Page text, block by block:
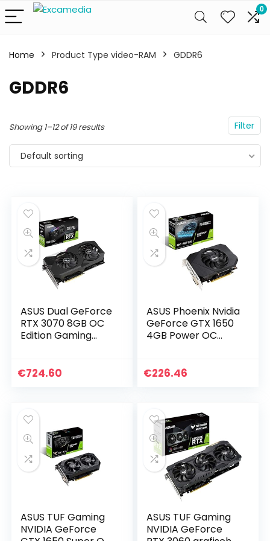
0
Home Product Type video-RAM GDDR6
GDDR6
Filter
Showing 1–12 of 19 results
Default sorting
ASUS Dual GeForce
RTX 3070 8GB OC
Edition Gaming
PCIe 4.0, 2x HDMI
€724.60
ASUS Phoenix Nvidia
GeForce GTX 1650
4GB Power OC
(GDDR6 geheugen,
€226.46
ASUS TUF Gaming
NVIDIA GeForce
ASUS TUF Gaming
NVIDIA GeForce